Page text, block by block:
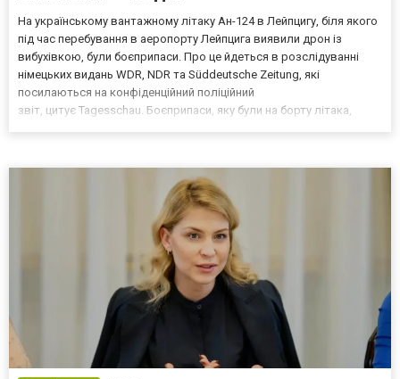
На українському вантажному літаку Ан-124 в Лейпцигу, біля якого
під час перебування в аеропорту Лейпцига виявили дрон із
вибухівкою, були боєприпаси. Про це йдеться в розслідуванні
німецьких видань WDR, NDR та Süddeutsche Zeitung, які
посилаються на конфіденційний поліційний
звіт, цитує Tagesschau. Боєприпаси, яку були на борту літака,